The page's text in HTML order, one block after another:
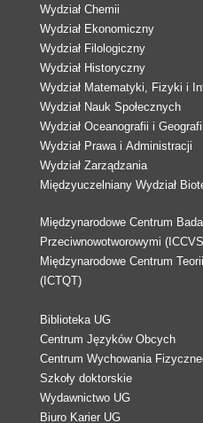
Wydział Chemii
Wydział Ekonomiczny
Wydział Filologiczny
Wydział Historyczny
Wydział Matematyki, Fizyki i
Wydział Nauk Społecznych
Wydział Oceanografii i Geografii
Wydział Prawa i Administracji
Wydział Zarządzania
Międzyuczelniany Wydział
Międzynarodowe Centrum
Przeciwnowotworowymi
Międzynarodowe Centrum
(ICTQT)
Biblioteka UG
Centrum Języków Obcych
Centrum Wychowania
Szkoły doktorskie
Wydawnictwo UG
Biuro Karier UG